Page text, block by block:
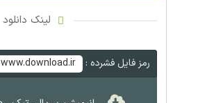
لینک دانلود
رمز فایل فشرده : www.download.ir